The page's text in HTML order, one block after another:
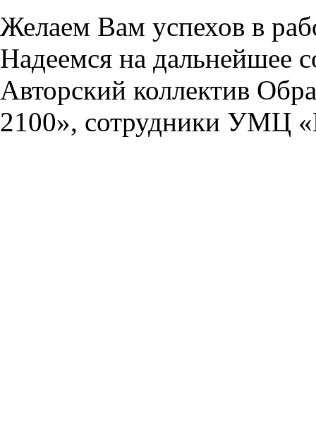
Желаем Вам успехов в
Надеемся на дальнейшее
Авторский коллектив
2100», сотрудники УМЦ